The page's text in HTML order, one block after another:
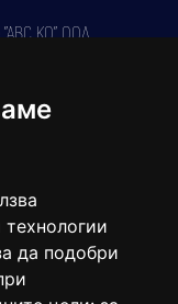
да подобри
КО" ООД,